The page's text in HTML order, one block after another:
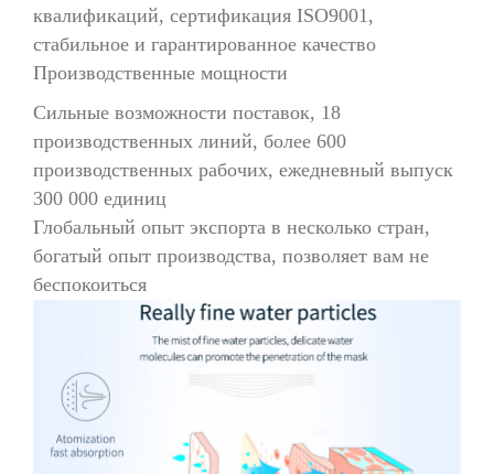
квалификаций, сертификация ISO9001,
стабильное и гарантированное качество
Производственные мощности
Сильные возможности поставок, 18
производственных линий, более 600
производственных рабочих, ежедневный выпуск
300 000 единиц
Глобальный опыт экспорта в несколько стран,
богатый опыт производства, позволяет вам не
беспокоиться